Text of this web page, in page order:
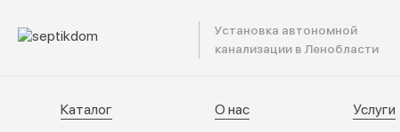
Установка автономной
канализации в Ленобласти
Каталог
Каталог О нас Услуги